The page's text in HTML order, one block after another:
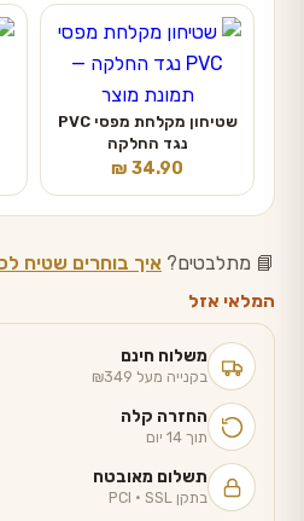
⁦₪ 99.00⁩
שטיחון מקלחת מפסי PVC
נגד החלקה
₪ 34.90
📘 מתלבטים? איך בוחרים שטיח
המלאי אזל
משלוח חינם
בקנייה מעל ₪349
החזרה קלה
תוך 14 יום
תשלום מאובטח
בתקן PCI · SSL